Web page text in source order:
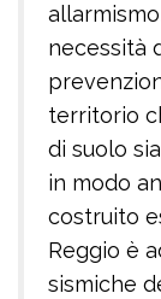
necessità
territorio
di suolo
in modo
costruito
Reggio è
sismiche